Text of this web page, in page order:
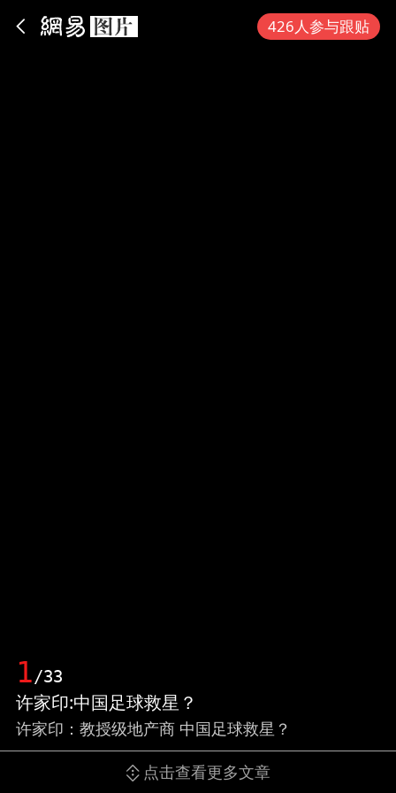
426人参与跟贴
1/33
许家印:中国足球救星？
许家印：教授级地产商 中国足球救星？
点击查看更多文章